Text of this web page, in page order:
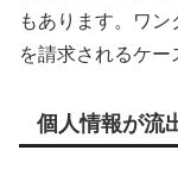
もあります。ワ
を請求されるケー
個人情報が流